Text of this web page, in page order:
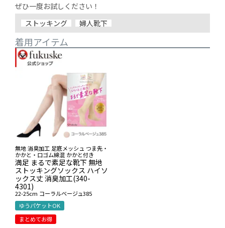
ぜひ一度お試しください！
ストッキング
婦人靴下
着用アイテム
無地 消臭加工 足底メッシュ つま先・
かかと・口ゴム綿混 かかと付き
満足 まるで素足な靴下 無地
ストッキングソックス ハイソ
ックス丈 消臭加工(340-
4301)
22-25cm コーラルベージュ385
ゆうパケットOK
まとめてお得